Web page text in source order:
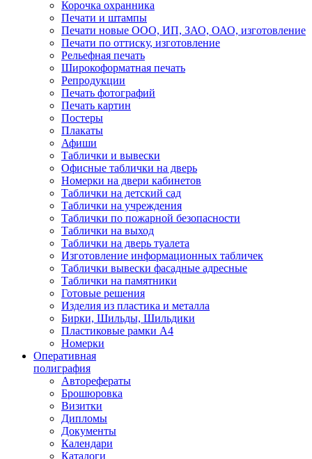
Корочка охранника
Печати и штампы
Печати новые ООО, ИП, ЗАО, ОАО, изготовление
Печати по оттиску, изготовление
Рельефная печать
Широкоформатная печать
Репродукции
Печать фотографий
Печать картин
Постеры
Плакаты
Афиши
Таблички и вывески
Офисные таблички на дверь
Номерки на двери кабинетов
Таблички на детский сад
Таблички на учреждения
Таблички по пожарной безопасности
Таблички на выход
Таблички на дверь туалета
Изготовление информационных табличек
Таблички вывески фасадные адресные
Таблички на памятники
Готовые решения
Изделия из пластика и металла
Бирки, Шильды, Шильдики
Пластиковые рамки А4
Номерки
Оперативная
полиграфия
Авторефераты
Брошюровка
Визитки
Дипломы
Документы
Календари
Каталоги